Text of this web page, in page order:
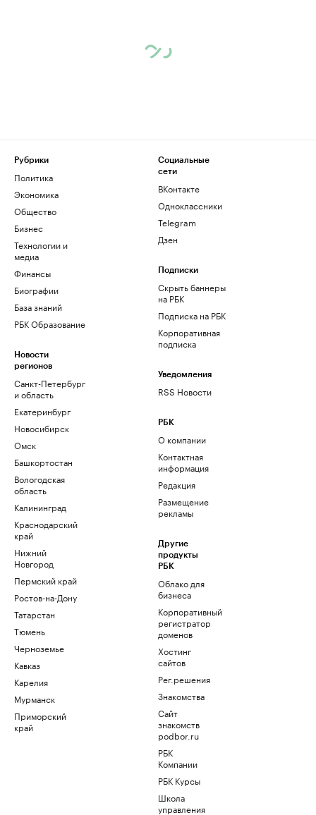
Рубрики
Политика
Экономика
Общество
Бизнес
Технологии и
медиа
Финансы
Биографии
База знаний
РБК Образование
Новости
регионов
Санкт-Петербург
и область
Екатеринбург
Новосибирск
Омск
Башкортостан
Вологодская
область
Калининград
Краснодарский
край
Нижний
Новгород
Пермский край
Ростов-на-Дону
Татарстан
Тюмень
Черноземье
Кавказ
Карелия
Мурманск
Приморский
край
Социальные
сети
ВКонтакте
Одноклассники
Telegram
Дзен
Подписки
Скрыть баннеры
на РБК
Подписка на РБК
Корпоративная
подписка
Уведомления
RSS Новости
РБК
О компании
Контактная
информация
Редакция
Размещение
рекламы
Другие
продукты
РБК
Облако для
бизнеса
Корпоративный
регистратор
доменов
Хостинг
сайтов
Рег.решения
Знакомства
Сайт
знакомств
podbor.ru
РБК
Компании
РБК Курсы
Школа
управления